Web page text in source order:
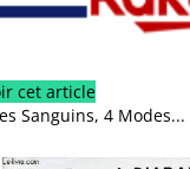
cet article
Sanguins, 4 Modes...